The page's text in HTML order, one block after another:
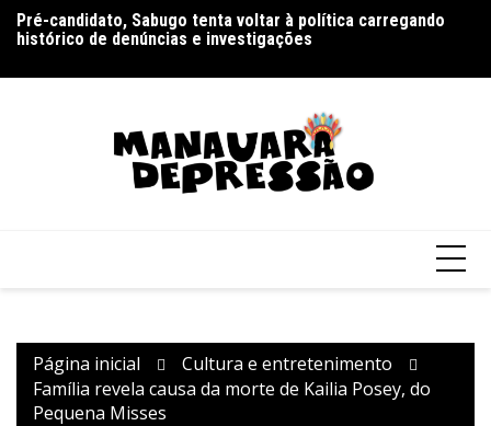
para
conteúdo
Pré-candidato, Sabugo tenta voltar à política carregando
histórico de denúncias e investigações
Bolsonaro pede ao STF para receber os filhos no Dia dos
Pais
Página inicial
Cultura e entretenimento
Família revela causa da morte de Kailia Posey, do
Pequena Misses